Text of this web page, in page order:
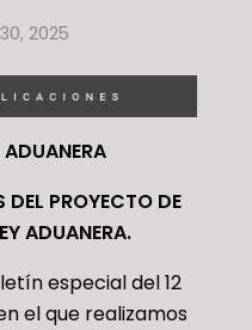
2025
ADUANERA
DEL PROYECTO DE
ADUANERA.
especial del 12
el que realizamos